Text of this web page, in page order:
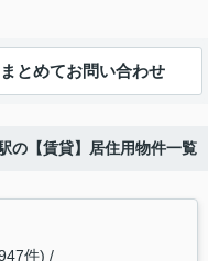
まとめてお問い合わせ
の【賃貸】居住用物件一覧
件)